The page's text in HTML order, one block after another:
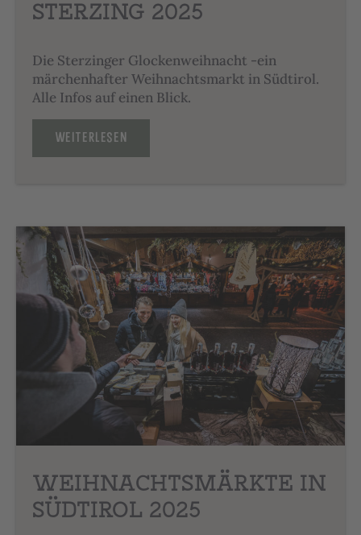
STERZING 2025
Die Sterzinger Glockenweihnacht -ein
märchenhafter Weihnachtsmarkt in Südtirol.
Alle Infos auf einen Blick.
WEITERLESEN
WEIHNACHTSMÄRKTE IN
SÜDTIROL 2025